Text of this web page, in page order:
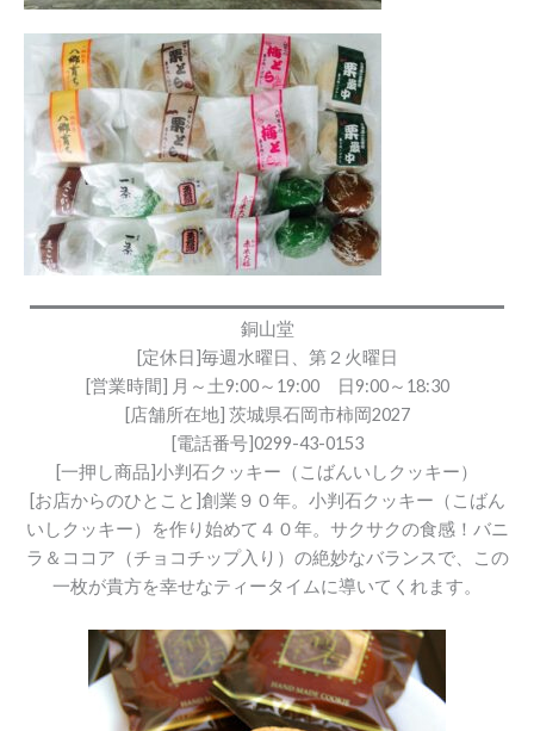
銅山堂
[定休日]毎週水曜日、第２火曜日
[営業時間] 月～土9:00～19:00 日9:00～18:30
[店舗所在地] 茨城県石岡市柿岡2027
[電話番号]0299-43-0153
[一押し商品]小判石クッキー（こばんいしクッキー）
[お店からのひとこと]創業９０年。小判石クッキー（こばん
いしクッキー）を作り始めて４０年。サクサクの食感！バニ
ラ＆ココア（チョコチップ入り）の絶妙なバランスで、この
一枚が貴方を幸せなティータイムに導いてくれます。